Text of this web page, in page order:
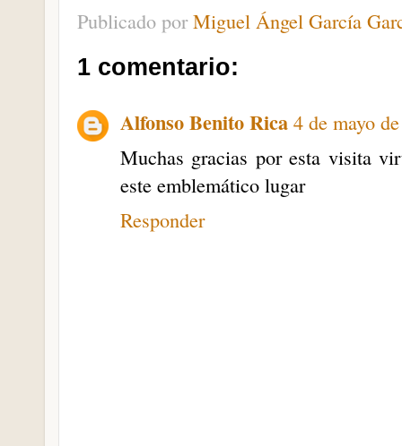
Publicado porMiguel Ángel García
1 comentario:
Alfonso Benito Rica 4 de mayo
Muchas gracias por esta visita
este emblemático lugar
Responder